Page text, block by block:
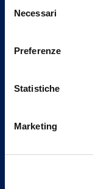
può trovare nel
delNecessari
Preferenze
Statistiche
Marketing